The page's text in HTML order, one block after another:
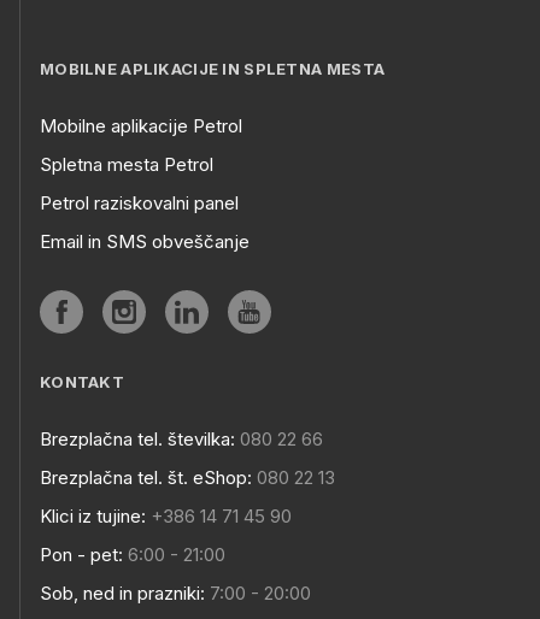
MOBILNE APLIKACIJE IN SPLETNA MESTA
Mobilne aplikacije Petrol
Spletna mesta Petrol
Petrol raziskovalni panel
Email in SMS obveščanje
KONTAKT
Brezplačna tel. številka: 080 22 66
Brezplačna tel. št. eShop: 080 22 13
Klici iz tujine: +386 14 71 45 90
Pon - pet: 6:00 - 21:00
Sob, ned in prazniki: 7:00 - 20:00